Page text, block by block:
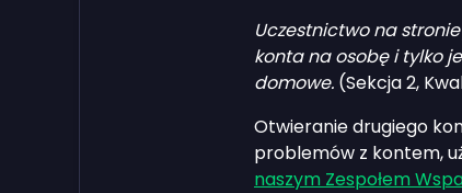
Uczestnictwo na
konta na osobę i tylko
domowe. (Sekcja 2,
Otwieranie drugiego
problemów z kontem,
naszym Zespołem